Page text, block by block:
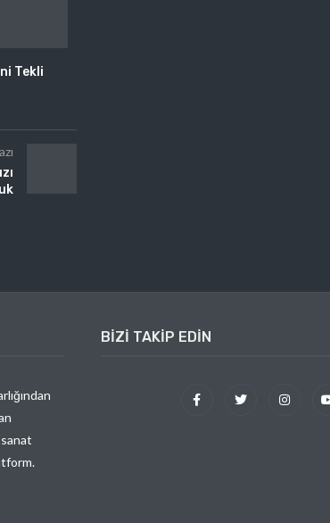
Tekli
BIZI TAKIP EDIN